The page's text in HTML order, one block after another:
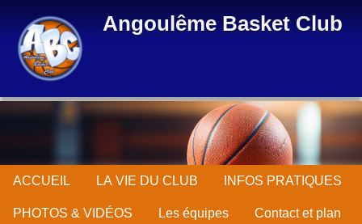
Angoulême Basket Club
ACCUEIL LA VIE DU CLUB INFOS PRATIQUES
PHOTOS & VIDÉOS Les équipes Contact et plan